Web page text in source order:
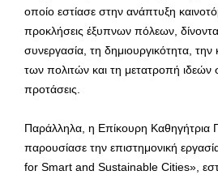
οποίο εστίασε στην ανάπτυξη
προκλήσεις έξυπνων πόλεων,
συνεργασία, τη δημιουργικότητα,
των πολιτών και τη μετατροπή ιδεών
προτάσεις.
Παράλληλα, η Επίκουρη Καθηγήτρια
παρουσίασε την επιστημονική
for Smart and Sustainable Cities»,